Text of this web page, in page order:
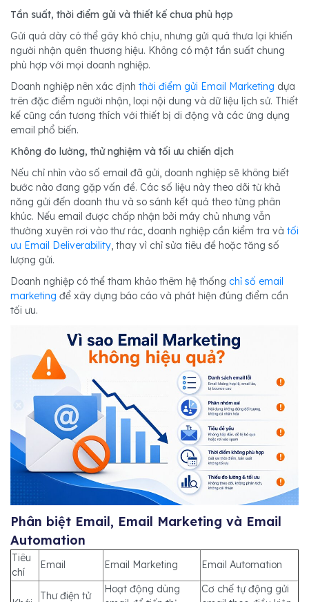
Tần suất, thời điểm gửi và thiết kế chưa phù hợp
Gửi quá dày có thể gây khó chịu, nhưng gửi quá thưa lại khiến
người nhận quên thương hiệu. Không có một tần suất chung
phù hợp với mọi doanh nghiệp.
Doanh nghiệp nên xác định thời điểm gửi Email Marketing dựa
trên đặc điểm người nhận, loại nội dung và dữ liệu lịch sử. Thiết
kế cũng cần tương thích với thiết bị di động và các ứng dụng
email phổ biến.
Không đo lường, thử nghiệm và tối ưu chiến dịch
Nếu chỉ nhìn vào số email đã gửi, doanh nghiệp sẽ không biết
bước nào đang gặp vấn đề. Các số liệu này theo dõi từ khả
năng gửi đến doanh thu và so sánh kết quả theo từng phân
khúc. Nếu email được chấp nhận bởi máy chủ nhưng vẫn
thường xuyên rơi vào thư rác, doanh nghiệp cần kiểm tra và tối
ưu Email Deliverability , thay vì chỉ sửa tiêu đề hoặc tăng số
lượng gửi.
Doanh nghiệp có thể tham khảo thêm hệ thống chỉ số email
marketing để xây dựng báo cáo và phát hiện đúng điểm cần
tối ưu.
Phân biệt Email, Email Marketing và Email
Automation
Tiêu
chí
Email Email Marketing Email Automation
Thư điện tử
Hoạt động dùng
Cơ chế tự động gửi